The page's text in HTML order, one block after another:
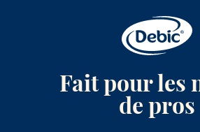
Fait pour les
de pros